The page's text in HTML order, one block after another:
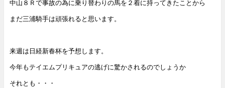
中山８Ｒで事故の為に乗り替わりの馬を２着に持ってきたことから
まだ三浦騎手は頑張れると思います。
来週は日経新春杯を予想します。
今年もテイエムプリキュアの逃げに驚かされるのでしょうか
それとも・・・